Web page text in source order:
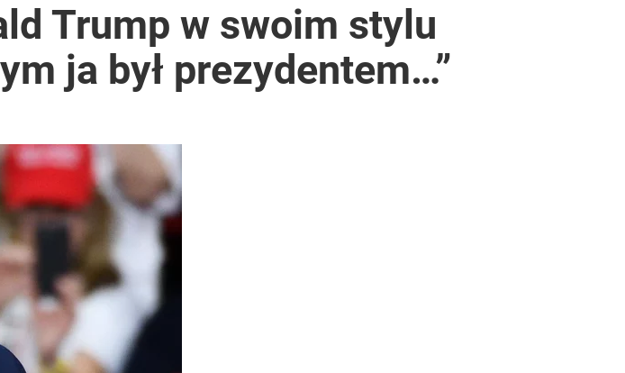
Trump w swoim stylu
ja był prezydentem…”